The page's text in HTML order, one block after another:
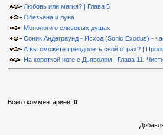
Любовь или магия? | Глава 5
Обезьяна и луна
Монологи о сливовых душах
Соник Андеграунд - Исход (Sonic Exodus) -
А вы сможете преодолеть свой страх? |
На короткой ноге с Дьяволом | Глава 11.
Всего комментариев: 0